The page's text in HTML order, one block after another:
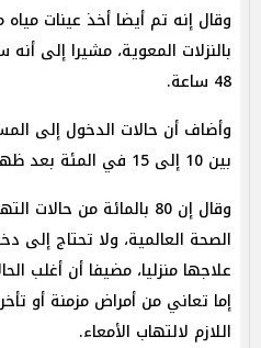
وقال إنه تم أيضا أخذ عينات مياه
بالنزلات المعوية، مشيرا إلى
48 ساعة.
وأضاف أن حالات الدخول إلى
بين 10 إلى 15 في المئة بعد ظهور حالات التهاب الأمعاء.
وقال إن 80 بالمائة من
الصحة العالمية، ولا تحتاج
علاجها منزليا، مضيفا أن أغلب
إما تعاني من أمراض مزمنة أو
اللازم لالتهاب الأمعاء.